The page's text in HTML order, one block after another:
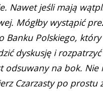
Nawet jeśli mają
Mógłby wystąpić
Polskiego, który
dyskusję i
odsuwany na bok.
Czarzasty po